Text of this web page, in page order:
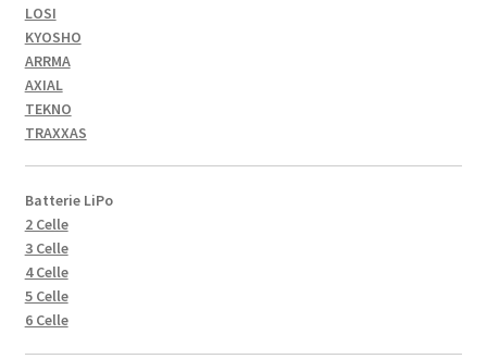
LOSI
KYOSHO
ARRMA
AXIAL
TEKNO
TRAXXAS
Batterie LiPo
2 Celle
3 Celle
4 Celle
5 Celle
6 Celle